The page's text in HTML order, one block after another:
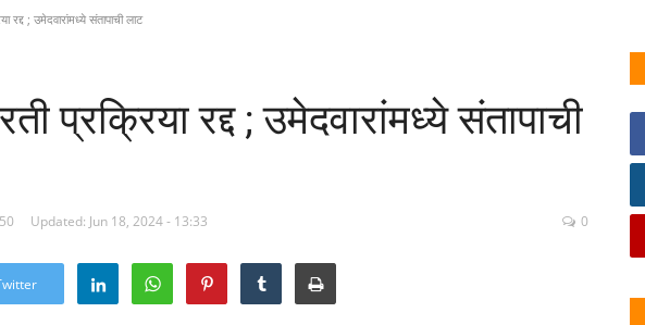
रद्द ; उमेदवारांमध्ये संतापाची लाट
प्रक्रिया रद्द ; उमेदवारांमध्ये संतापाची
Updated: Jun 18, 2024 - 13:33 0